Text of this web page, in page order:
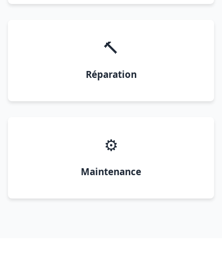
🔨
Réparation
⚙️
Maintenance